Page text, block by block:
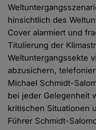
hinsichtlich des
Cover alarmiert und
Titulierung der
Weltuntergangssekte
abzusichern,
Michael Schmidt-
bei jeder Gelegenheit
kritischen Situationen
Führer Schmidt-